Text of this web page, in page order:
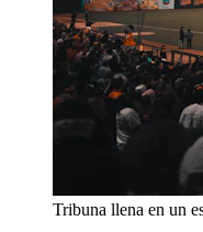
Tribuna llena en un